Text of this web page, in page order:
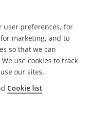
user preferences, for
marketing, and to
so that we can
use cookies to track
our sites.
Cookie list